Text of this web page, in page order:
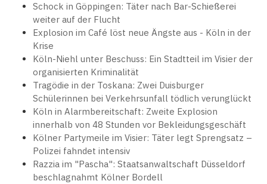
Schock in Göppingen: Täter nach Bar-Schießerei
weiter auf der Flucht
Explosion im Café löst neue Ängste aus - Köln in der
Krise
Köln-Niehl unter Beschuss: Ein Stadtteil im Visier der
organisierten Kriminalität
Tragödie in der Toskana: Zwei Duisburger
Schülerinnen bei Verkehrsunfall tödlich verunglückt
Köln in Alarmbereitschaft: Zweite Explosion
innerhalb von 48 Stunden vor Bekleidungsgeschäft
Kölner Partymeile im Visier: Täter legt Sprengsatz –
Polizei fahndet intensiv
Razzia im "Pascha": Staatsanwaltschaft Düsseldorf
beschlagnahmt Kölner Bordell